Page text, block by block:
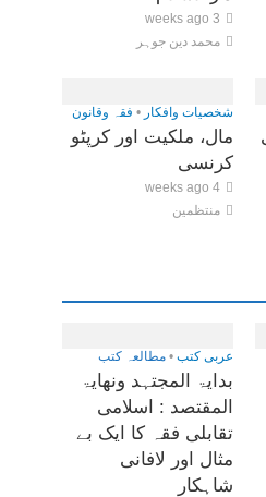
3 weeks ago
محمد دین جوہر
شخصیات وافکار • فقہ وقانون
مال، ملکیت اور کرپٹو
کرنسی
4 weeks ago
منتظمین
عربی کتب • مطالعہ کتب
بدایۃ المجتہد ونھایۃ
المقتصد : اسلامی
تقابلی فقہ کا ایک بے
مثال اور لافانی
شاہکار